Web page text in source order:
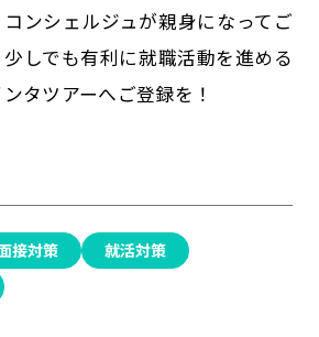
ンシェルジュが親身になってご
しでも有利に就職活動を進める
タツアーへご登録を！
接対策
就活対策